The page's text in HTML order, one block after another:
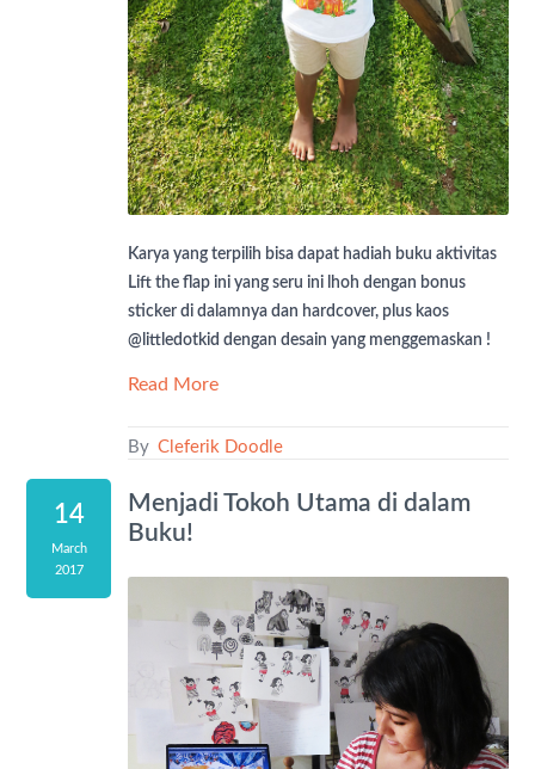
Karya yang terpilih bisa dapat hadiah buku aktivitas
Lift the flap ini yang seru ini lhoh dengan bonus
sticker di dalamnya dan hardcover, plus kaos
@littledotkid dengan desain yang menggemaskan !
Read More
By Cleferik Doodle
14
March
2017
Menjadi Tokoh Utama di dalam
Buku!